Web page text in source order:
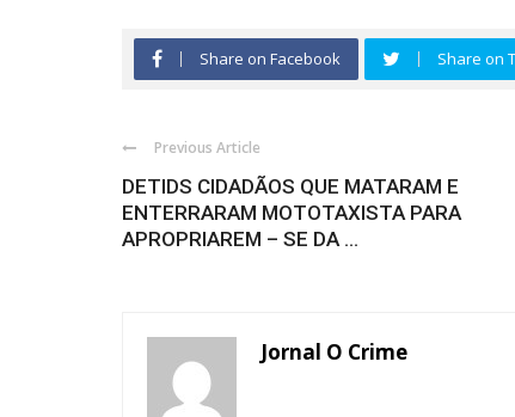
Share on Facebook Share on
Previous Article
DETIDS CIDADÃOS QUE MATARAM E
ENTERRARAM MOTOTAXISTA PARA
APROPRIAREM – SE DA ...
Jornal O Crime